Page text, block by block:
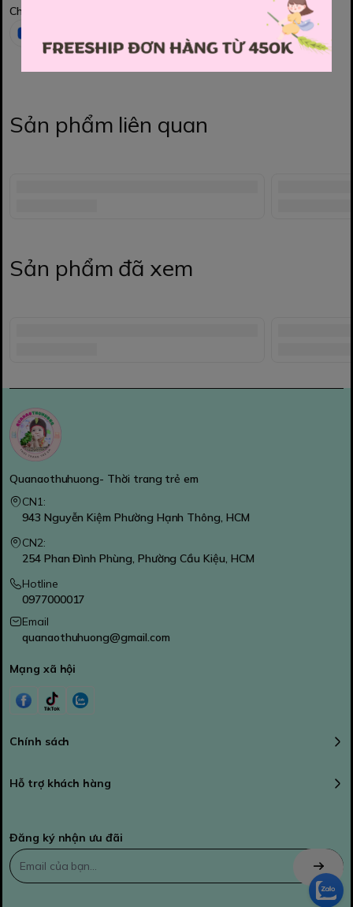
Chia sẻ
Sản phẩm liên quan
Sản phẩm đã xem
Quanaothuhuong- Thời trang trẻ em
CN1:
943 Nguyễn Kiệm Phường Hạnh Thông, HCM
CN2:
254 Phan Đình Phùng, Phường Cầu Kiệu, HCM
Hotline
0977000017
Email
quanaothuhuong@gmail.com
Mạng xã hội
Chính sách
Hỗ trợ khách hàng
Đăng ký nhận ưu đãi